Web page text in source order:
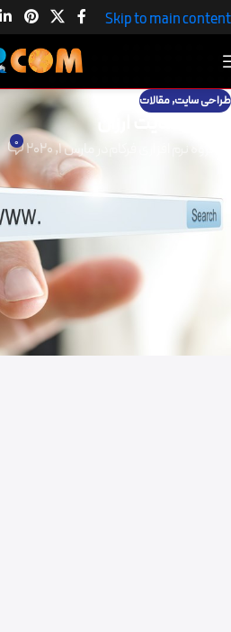
Skip to main content
طراحی سایت,مقالات
در مارس 1, 2020 0
طراحی سایت
هرکس بنا به حرفه و کسب و کار خود در دنیا
کاری خود داشته ،بسیاری افراد با علم به
شرکتهایی می نمایند که وب سایت ها را با
دهند . افراد بدون اطلاع از معایب داشتن
برای حرفه خود ابراز خوشحالی می